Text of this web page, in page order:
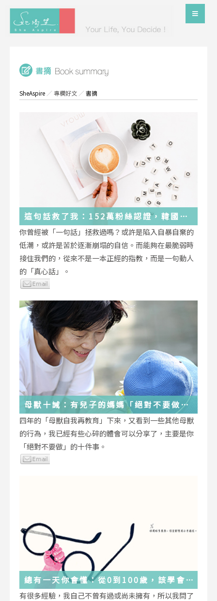
SheAspire ／專欄好文 ／書摘
這句話救了我：152萬粉絲認證，韓國最
受歡迎的YouTuber「國民姐姐」金美敬
為跌落情緒深淵的你雪中送炭！
你曾經被「一句話」拯救過嗎？或許是陷入自暴自棄的
低潮，或許是苦於逐漸崩塌的自信。而能夠在最脆弱時
接住我們的，從來不是一本正經的指教，而是一句動人
的「真心話」。
母獸十誡：有兒子的媽媽「絕對不要做」
的十件事
四年的「母獸自我再教育」下來，又看到一些其他母獸
的行為，我已經有些心碎的體會可以分享了，主要是你
「絕對不要做」的十件事。
總有一天你會懂：從0到100歲，該學會
的人生大事，都在這些生活的小事裡了
有很多經驗，我自己不曾有過或尚未擁有，所以我問了